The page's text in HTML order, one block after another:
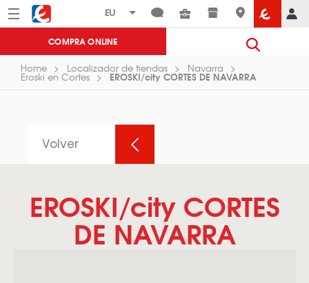
Menú Eroski
COMPRA ONLINE
Home Localizador de tiendas Navarra
Eroski en Cortes EROSKI/city CORTES DE NAVARRA
Volver
EROSKI/city CORTES
DE NAVARRA